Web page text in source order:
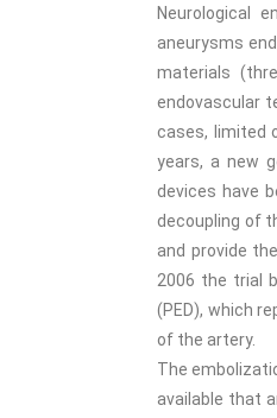
Neurological
aneurysms
materials
endovascular
cases, limited
years, a new
devices have
decoupling of
and provide
2006 the trial
(PED), which
of the artery.
The
available that